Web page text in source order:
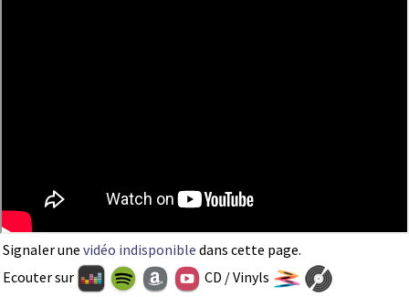
Signaler une vidéo indisponible dans cette page.
Ecouter sur
CD / Vinyls